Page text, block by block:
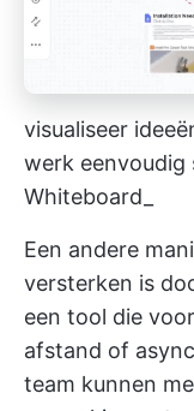
visualiseer
werk eenvoudig
Whiteboard_
Een andere
versterken is
een tool die
afstand of
team kunnen